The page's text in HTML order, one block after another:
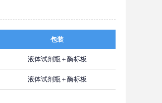
包装
液体试剂瓶＋酶标板
液体试剂瓶＋酶标板